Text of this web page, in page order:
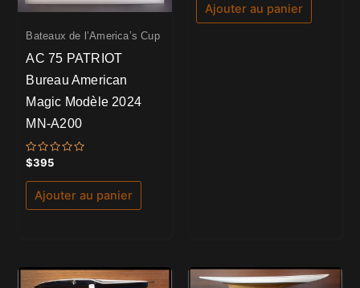
Bateaux de l’America’s Cup
AC 75 PATRIOT
Bureau American
Magic Modèle 2024
MN-A200
Note
0
sur
$395
Ajouter au panier
Ajouter au panier